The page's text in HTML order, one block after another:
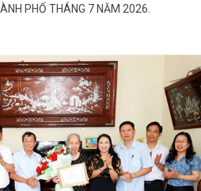
PHỐ THÁNG 7 NĂM 2026.